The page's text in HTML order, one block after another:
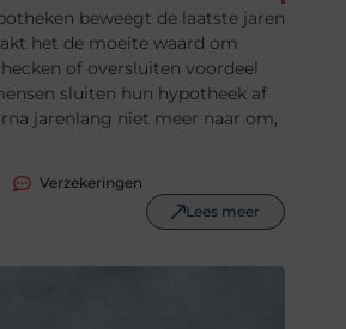
beweegt de laatste jaren
het de moeite waard om
of oversluiten voordeel
sluiten hun hypotheek af
jarenlang niet meer naar om,
Verzekeringen
Lees meer